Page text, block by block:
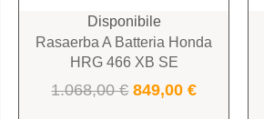
Disponibile
Rasaerba A Batteria Honda
HRG 466 XB SE
1.068,00€ 849,00€